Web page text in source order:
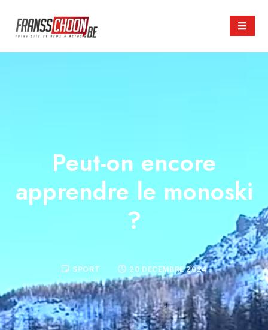
Peut-on encore
apprendre le monoski
?
SPORT 20 DÉCEMBRE 2024